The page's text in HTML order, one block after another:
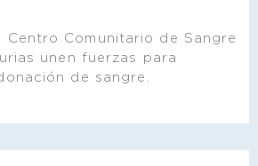
Centro Comunitario de Sangre
unen fuerzas para
de sangre.